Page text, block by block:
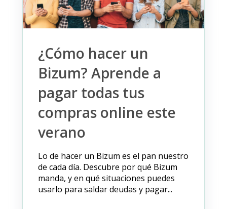
¿Cómo hacer un
Bizum? Aprende a
pagar todas tus
compras online este
verano
Lo de hacer un Bizum es el pan nuestro
de cada día. Descubre por qué Bizum
manda, y en qué situaciones puedes
usarlo para saldar deudas y pagar...